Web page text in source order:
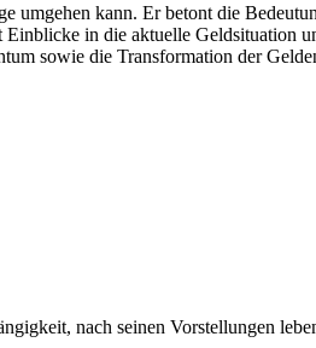
umgehen kann. Er betont die
in die aktuelle Geldsituation
sowie die Transformation der
nach seinen Vorstellungen